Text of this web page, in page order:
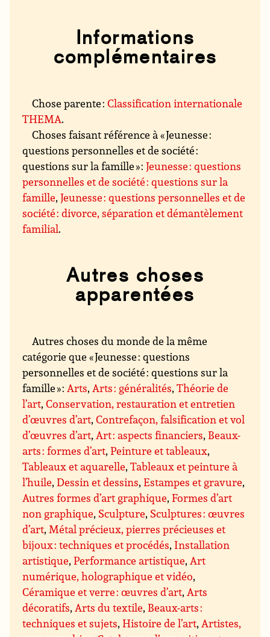
Informations
complémentaires
Chose parente :Classification internationale
THEMA.
Choses faisant référence à « Jeunesse :
questions personnelles et de société :
questions sur la famille » :Jeunesse : questions
personnelles et de société : questions sur la
famille,Jeunesse : questions personnelles et de
société : divorce, séparation et démantèlement
familial.
Autres choses
apparentées
Autres choses du monde de la même
catégorie que « Jeunesse : questions
personnelles et de société : questions sur la
famille » :Arts,Arts : généralités,Théorie de
l’art,Conservation, restauration et entretien
d’œuvres d’art,Contrefaçon, falsification et vol
d’œuvres d’art,Art : aspects financiers, Beaux-
arts : formes d’art,Peinture et tableaux,
Tableaux et aquarelle,Tableaux et peinture à
l’huile,Dessin et dessins,Estampes et gravure,
Autres formes d’art graphique,Formes d’art
non graphique, Sculpture, Sculptures : œuvres
d’art,Métal précieux, pierres précieuses et
bijoux : techniques et procédés, Installation
artistique,Performance artistique,Art
numérique, holographique et vidéo,
Céramique et verre : œuvres d’art,Arts
décoratifs,Arts du textile, Beaux-arts :
techniques et sujets,Histoire de l’art,Artistes,